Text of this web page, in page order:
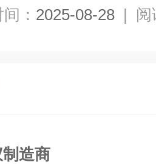
： 2025-08-28 | 阅
造商